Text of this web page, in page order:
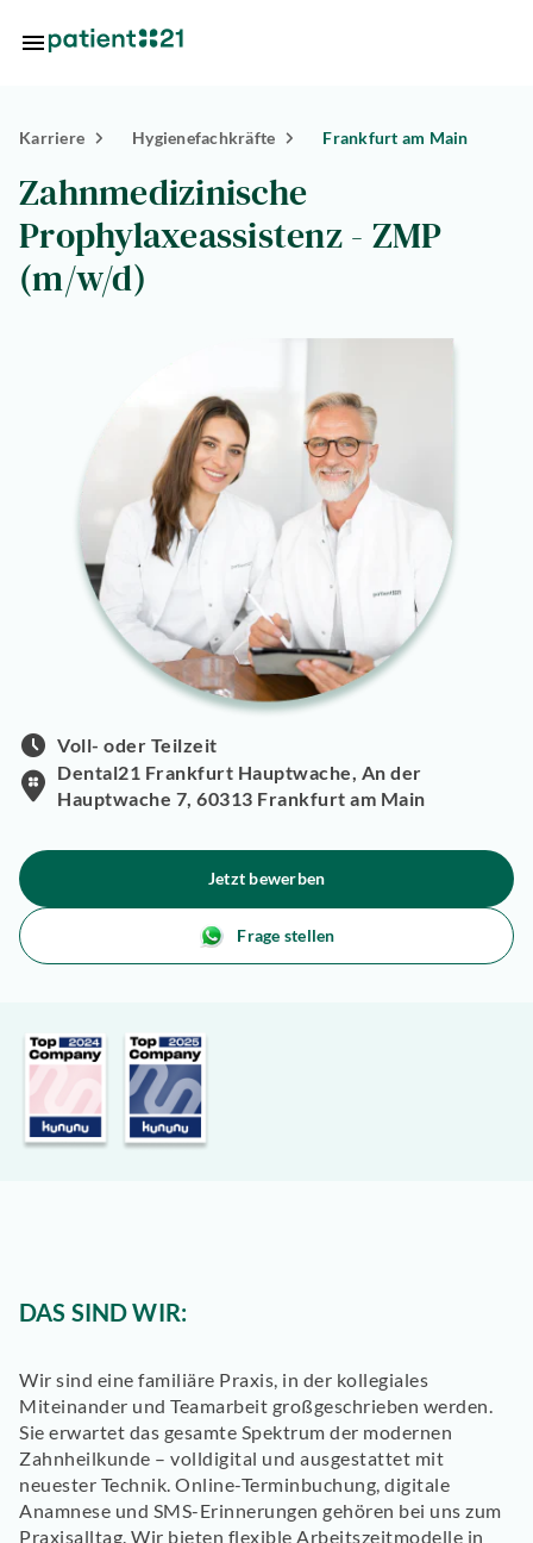
Standorte
Über
uns
Karriere Hygienefachkräfte Frankfurt am Main
Zahnmedizinische
Prophylaxeassistenz - ZMP
(m/w/d)
Voll- oder Teilzeit
Dental21 Frankfurt Hauptwache, An der
Hauptwache 7, 60313 Frankfurt am Main
Jetzt bewerben
Frage stellen
DAS SIND WIR:
Wir sind eine familiäre Praxis, in der kollegiales
Miteinander und Teamarbeit großgeschrieben werden.
Sie erwartet das gesamte Spektrum der modernen
Zahnheilkunde – volldigital und ausgestattet mit
neuester Technik. Online-Terminbuchung, digitale
Anamnese und SMS-Erinnerungen gehören bei uns zum
Praxisalltag. Wir bieten flexible Arbeitszeitmodelle in